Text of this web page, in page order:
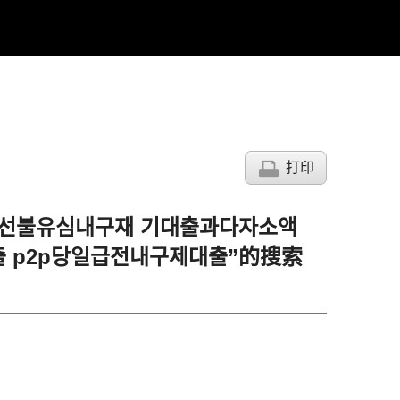
打印
유심내구재 기대출과다자소액
p2p당일급전내구제대출”的搜索